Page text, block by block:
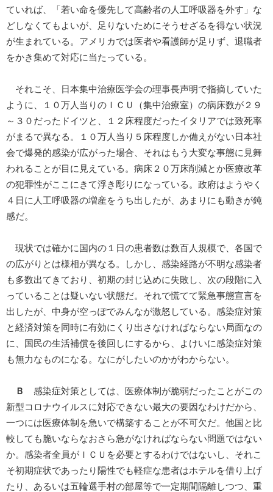
ていれば、「若い命を優先して高齢者の人工呼吸器を外す」な
どしなくてもよいが、足りないためにそうせざるを得ない状況
が生まれている。アメリカでは医者や看護師が足りず、退職者
をかき集めて対応に当たっている。
それこそ、日本集中治療医学会の理事長声明で指摘していた
ように、１０万人当りのＩＣＵ（集中治療室）の病床数が２９
～３０だったドイツと、１２床程度だったイタリアでは致死率
がまるで異なる。１０万人当り５床程度しか備えがない日本社
会で爆発的感染が広がった場合、それはもう大変な事態に見舞
われることが目に見えている。病床２０万床削減とか医療改革
の犯罪性がここにきて浮き彫りになっている。政府はようやく
４日に人工呼吸器の増産をうち出したが、あまりにも動きが鈍
感だ。
現状では確かに国内の１日の患者数は数百人規模で、各国で
の広がりとは様相が異なる。しかし、感染経路が不明な感染者
も多数出てきており、初期の封じ込めに失敗し、次の段階に入
っていることは疑いない状態だ。それで慌てて緊急事態宣言を
出したが、中身が空っぽでみんなが激怒している。感染症対策
と経済対策を同時に有効にくり出さなければならない局面なの
に、国民の生活補償を後回しにするから、よけいに感染症対策
も無力なものになる。なにがしたいのかがわからない。
Ｂ
感染症対策としては、医療体制が脆弱だったことがこの
新型コロナウイルスに対応できない最大の要因なわけだから、
一つには医療体制を急いで構築することが不可欠だ。他国と比
較しても脆いならなおさら急がなければならない問題ではない
か。感染者全員がＩＣＵを必要とするわけではないし、それこ
そ初期症状であったり陽性でも軽症な患者はホテルを借り上げ
たり、あるいは五輪選手村の部屋等で一定期間隔離しつつ、重